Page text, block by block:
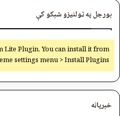
بورجل په ټولنیزو شبکو کې
Plugin, You can install it from
settings menu > Install Plugins.
خبرپاڼه